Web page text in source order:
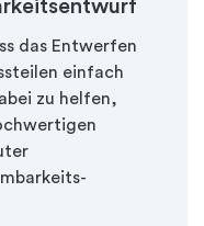
das Entwerfen
einfach
zu helfen,